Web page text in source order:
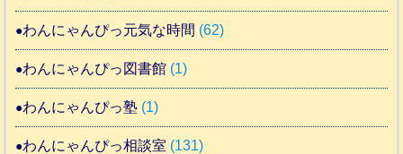
わんにゃんぴっ元気な時間 (62)
わんにゃんぴっ図書館 (1)
わんにゃんぴっ塾 (1)
わんにゃんぴっ相談室 (131)